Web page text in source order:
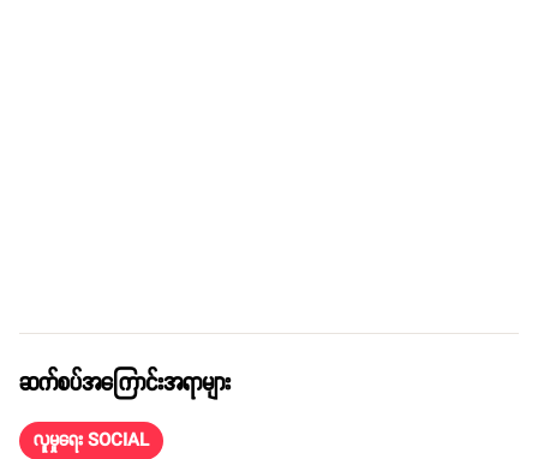
ဆက်စပ်အကြောင်းအရာများ
လူမှုရေး SOCIAL